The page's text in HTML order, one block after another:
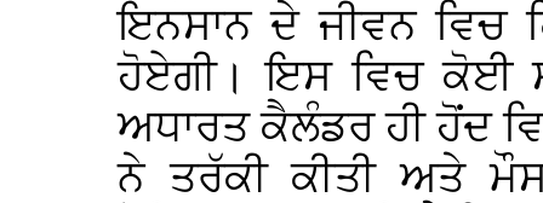
ਇਨਸਾਨ ਦੇ ਜੀਵਨ ਵਿਚ
ਹੋਏਗੀ। ਇਸ ਵਿਚ ਕੋਈ
ਅਧਾਰਤ ਕੈਲੰਡਰ ਹੀ ਹੋਂਦ
ਨੇ ਤਰੱਕੀ ਕੀਤੀ ਅਤੇ